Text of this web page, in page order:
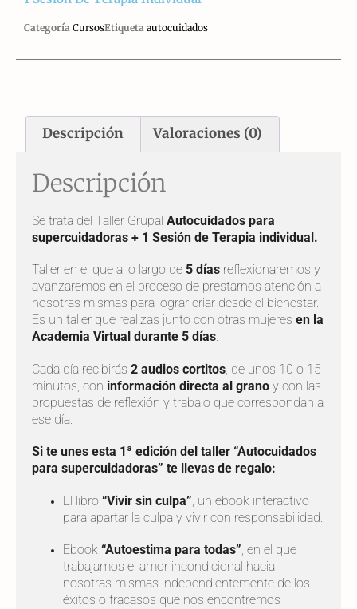
Categoría CursosEtiqueta autocuidados
Descripción Valoraciones (0)
Descripción
Se trata del Taller Grupal Autocuidados para
supercuidadoras + 1 Sesión de Terapia individual.
Taller en el que a lo largo de 5 días reflexionaremos y
avanzaremos en el proceso de prestarnos atención a
nosotras mismas para lograr criar desde el bienestar.
Es un taller que realizas junto con otras mujeres en la
Academia Virtual durante 5 días.
Cada día recibirás 2 audios cortitos, de unos 10 o 15
minutos, con información directa al grano y con las
propuestas de reflexión y trabajo que correspondan a
ese día.
Si te unes esta 1ª edición del taller “Autocuidados
para supercuidadoras” te llevas de regalo:
El libro “Vivir sin culpa”, un ebook interactivo
para apartar la culpa y vivir con responsabilidad.
Ebook “Autoestima para todas”, en el que
trabajamos el amor incondicional hacia
nosotras mismas independientemente de los
éxitos o fracasos que nos encontremos